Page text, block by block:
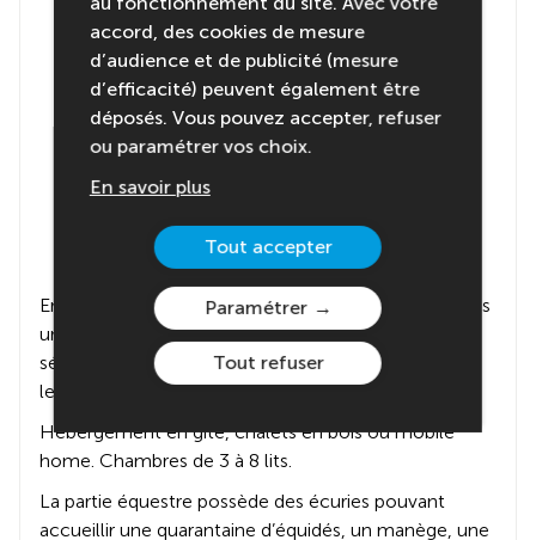
Entre Lyon et Genève, Cheval Bugey t’accueille dans
un parc arboré de 15 hectares, en pleine nature. Le
séjour sera axé sur le respect de l’environnement et
le bien-être animal.
Hébergement en gîte, chalets en bois ou mobile
home. Chambres de 3 à 8 lits.
La partie équestre possède des écuries pouvant
accueillir une quarantaine d’équidés, un manège, une
accord, des cookies de mesure
d’audience et de publicité (mesure
d’efficacité) peuvent également être
déposés. Vous pouvez accepter, refuser
ou paramétrer vos choix.
En savoir plus
Tout accepter
Paramétrer
Tout refuser